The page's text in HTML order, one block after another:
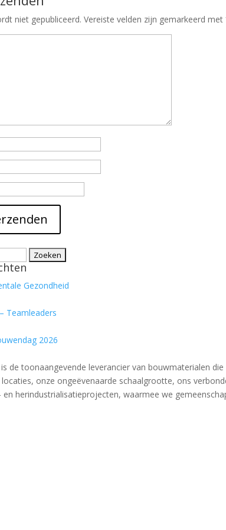
niet gepubliceerd. Vereiste velden zijn gemarkeerd met
Gezondheid
Teamleaders
2026
is de toonaangevende leverancier van bouwmaterialen
onze ongeëvenaarde schaalgrootte, ons
herindustrialisatieprojecten, waarmee we